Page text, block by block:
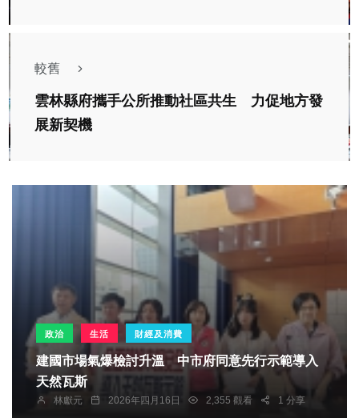
較舊
雲林縣府攜手公所推動社區共生 力促地方發
展新契機
政治 生活 財經及消費
建國市場氣爆檢討升溫 中市府同意先行示範導入
天然瓦斯
林獻元 2026年四月16日 2,355 觀看 1 分享